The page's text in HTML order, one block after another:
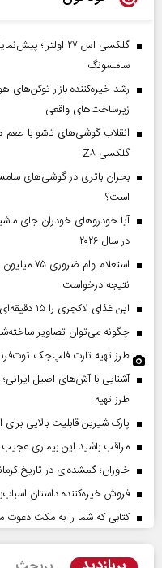
گلکسی اس ۲۷
سامسونگ
زیرساخت‌های واقعی
انقلاب گوشی‌های تاشو‌ با
گلکسی Z۸
است؟
آیا خودروهای خودران جای
در سال ۲۰۲۶
استعلام
نتیجه درخواست
این غذای لاکچری را ۱۵ دقیقه‌ای آماده کنید
چگونه می‌توان تصاویر
طرز تهیه تارت فلپ‌جک
آشنایی با آش‌های اصیل
طرز تهیه
پارک شیرین قابلیت‌ بالایی
مراقب باشید این بیماری عجیب
خاوران؛ گمشده‌ای در تاریخ
فروش خیره‌کننده داستان اسباب‌بازی ۵؛ بزرگ‌ترین افتتاحیه سال
کتابی که شما را به مکث دعوت